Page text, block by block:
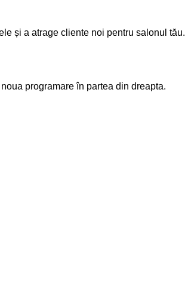
și a atrage cliente noi pentru salonul tău.
programare în partea din dreapta.